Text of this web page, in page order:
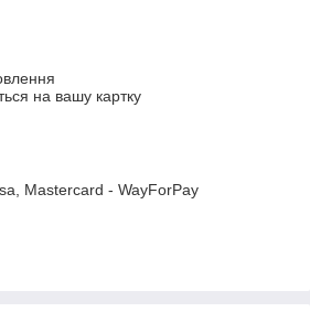
на вашу картку
Mastercard - WayForPay